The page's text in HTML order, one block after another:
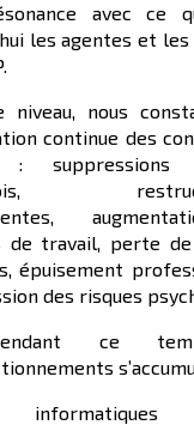
avec ce
les agentes et
niveau, nous
continue des
: suppressions
de travail, perte
épuisement
des risques
ce
informatiques